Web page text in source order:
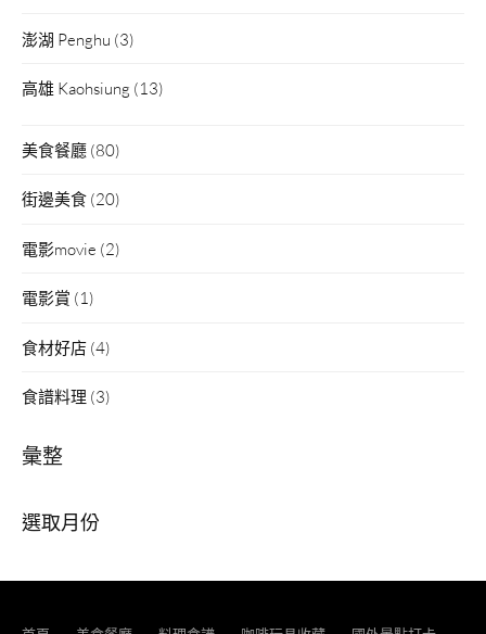
澎湖 Penghu (3)
高雄 Kaohsiung (13)
美食餐廳 (80)
街邊美食 (20)
電影movie (2)
電影賞 (1)
食材好店 (4)
食譜料理 (3)
彙整
整